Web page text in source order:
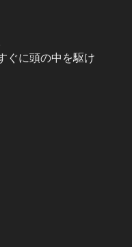
ぐに頭の中を駆け